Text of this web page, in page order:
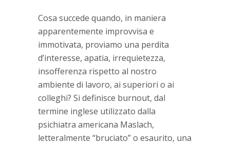
Cosa succede quando, in maniera
apparentemente improvvisa e
immotivata, proviamo una perdita
d’interesse, apatia, irrequietezza,
insofferenza rispetto al nostro
ambiente di lavoro, ai superiori o ai
colleghi? Si definisce burnout, dal
termine inglese utilizzato dalla
psichiatra americana Maslach,
letteralmente “bruciato” o esaurito, una